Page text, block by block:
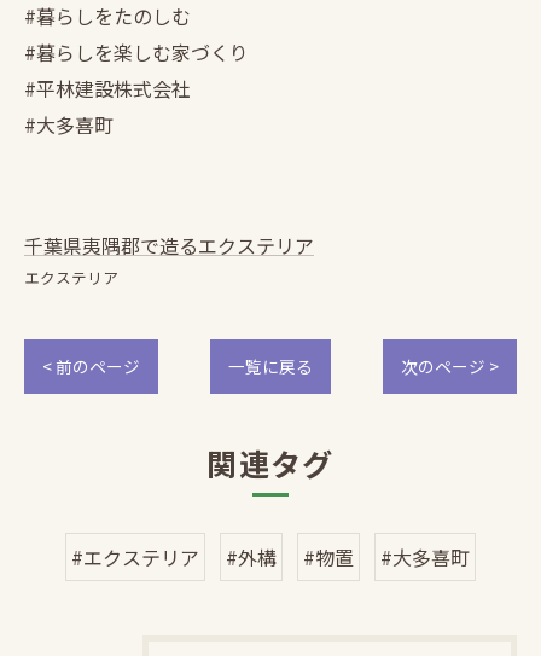
#暮らしをたのしむ
#暮らしを楽しむ家づくり
#平林建設株式会社
#大多喜町
千葉県夷隅郡で造るエクステリア
エクステリア
< 前のページ 一覧に戻る 次のページ >
関連タグ
#エクステリア #外構 #物置 #大多喜町